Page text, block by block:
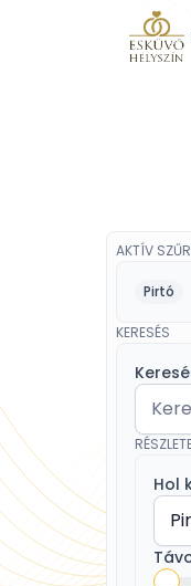
AKTÍV
Pirtó
KERESÉS
Hol